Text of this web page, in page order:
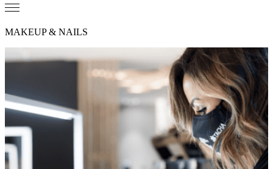
MAKEUP & NAILS